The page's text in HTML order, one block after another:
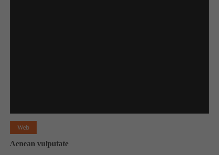
Web
Aenean vulputate